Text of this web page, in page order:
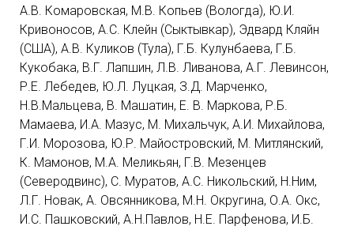
А.В. Комаровская, М.В. Копьев (Вологда), Ю.И.
Кривоносов, А.С. Клейн (Сыктывкар), Эдвард Кляйн
(США), А.В. Куликов (Тула), Г.Б. Кулунбаева, Г.Б.
Кукобака, В.Г. Лапшин, Л.В. Ливанова, А.Г. Левинсон,
Р.Е. Лебедев, Ю.Л. Луцкая, З.Д. Марченко,
Н.В.Мальцева, В. Машатин, Е. В. Маркова, Р.Б.
Мамаева, И.А. Мазус, М. Михальчук, А.И. Михайлова,
Г.И. Морозова, Ю.Р. Майостровский, М. Митлянский,
К. Мамонов, М.А. Меликьян, Г.В. Мезенцев
(Северодвинс), С. Муратов, А.С. Никольский, Н.Ним,
Л.Г. Новак, А. Овсянникова, М.Н. Округина, О.А. Окс,
И.С. Пашковский, А.Н.Павлов, Н.Е. Парфенова, И.Б.